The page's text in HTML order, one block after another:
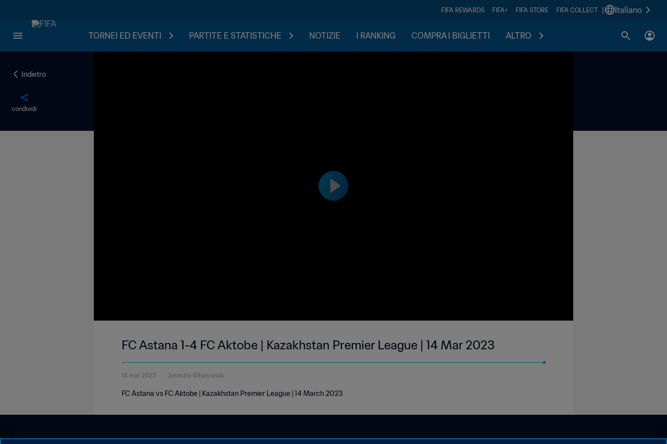
FIFA REWARDS FIFA+ FIFA STORE FIFA COLLECT Italiano
TORNEI ED EVENTI PARTITE E STATISTICHE NOTIZIE I RANKING COMPRA I BIGLIETTI ALTRO
Indietro
condividi
FC Astana 1-4 FC Aktobe | Kazakhstan Premier League | 14 Mar 2023
14 mar 2023 2minuto 49secondo
FC Astana vs FC Aktobe | Kazakhstan Premier League | 14 March 2023